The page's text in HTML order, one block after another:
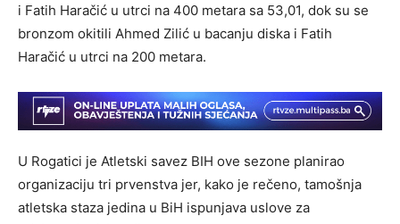
i Fatih Haračić u utrci na 400 metara sa 53,01, dok su se
bronzom okitili Ahmed Zilić u bacanju diska i Fatih
Haračić u utrci na 200 metara.
U Rogatici je Atletski savez BIH ove sezone planirao
organizaciju tri prvenstva jer, kako je rečeno, tamošnja
atletska staza jedina u BiH ispunjava uslove za